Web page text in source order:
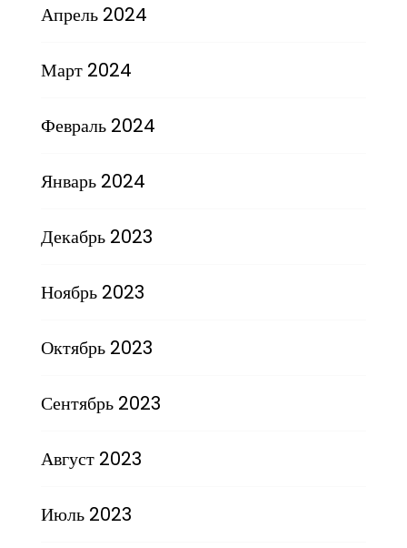
Апрель 2024
Март 2024
Февраль 2024
Январь 2024
Декабрь 2023
Ноябрь 2023
Октябрь 2023
Сентябрь 2023
Август 2023
Июль 2023